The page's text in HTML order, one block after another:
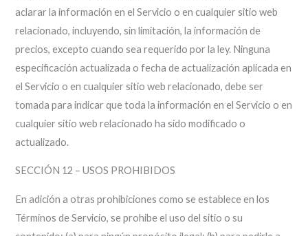
aclarar la información en el Servicio o en cualquier sitio web
relacionado, incluyendo, sin limitación, la información de
precios, excepto cuando sea requerido por la ley. Ninguna
especificación actualizada o fecha de actualización aplicada en
el Servicio o en cualquier sitio web relacionado, debe ser
tomada para indicar que toda la información en el Servicio o en
cualquier sitio web relacionado ha sido modificado o
actualizado.
SECCIÓN 12 – USOS PROHIBIDOS
En adición a otras prohibiciones como se establece en los
Términos de Servicio, se prohibe el uso del sitio o su